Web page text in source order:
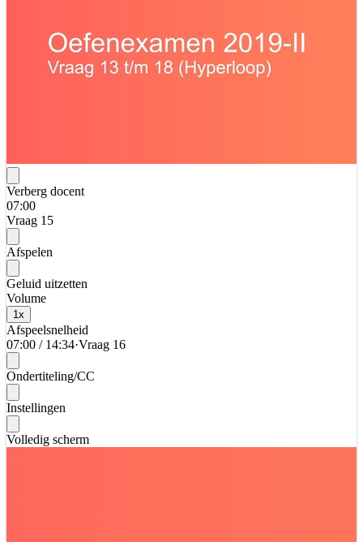
Verberg docent
07:00
Vraag 15
Afspelen
Geluid uitzetten
Volume
1 x
Afspeelsnelheid
07:00 / 14:34·Vraag 16
Ondertiteling/CC
Instellingen
Volledig scherm